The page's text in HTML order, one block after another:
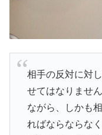
相手の反対に対
せてはなりませ
ながら、しかも
ればならならな